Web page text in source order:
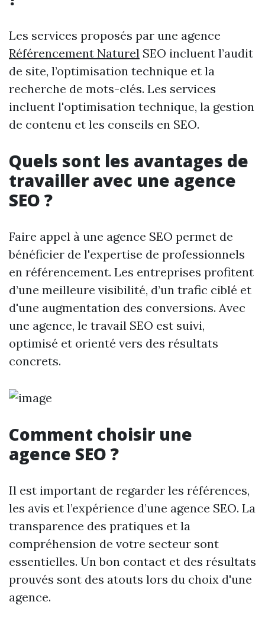
Les services proposés par une agence
Référencement Naturel SEO incluent l’audit
de site, l’optimisation technique et la
recherche de mots-clés. Les services
incluent l'optimisation technique, la gestion
de contenu et les conseils en SEO.
Quels sont les avantages de
travailler avec une agence
SEO ?
Faire appel à une agence SEO permet de
bénéficier de l'expertise de professionnels
en référencement. Les entreprises profitent
d’une meilleure visibilité, d’un trafic ciblé et
d'une augmentation des conversions. Avec
une agence, le travail SEO est suivi,
optimisé et orienté vers des résultats
concrets.
Comment choisir une
agence SEO ?
Il est important de regarder les références,
les avis et l’expérience d’une agence SEO. La
transparence des pratiques et la
compréhension de votre secteur sont
essentielles. Un bon contact et des résultats
prouvés sont des atouts lors du choix d'une
agence.